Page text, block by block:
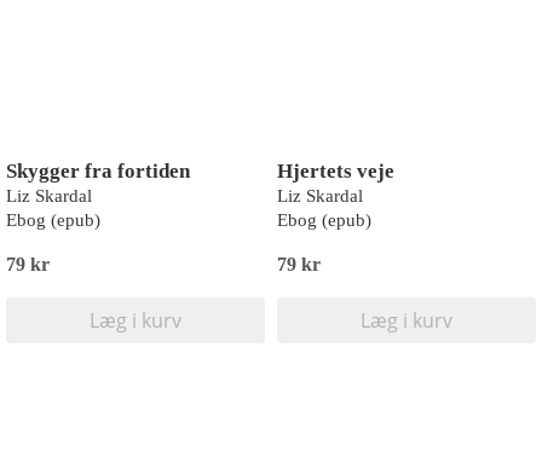
Skygger fra fortiden
Liz Skardal
Ebog (epub)
79 kr
Læg i kurv
Hjertets veje
Liz Skardal
Ebog (epub)
79 kr
Læg i kurv